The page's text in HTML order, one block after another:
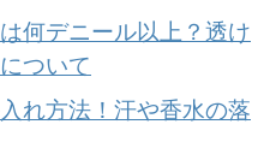
何デニール以上？透け
ついて
れ方法！汗や香水の落